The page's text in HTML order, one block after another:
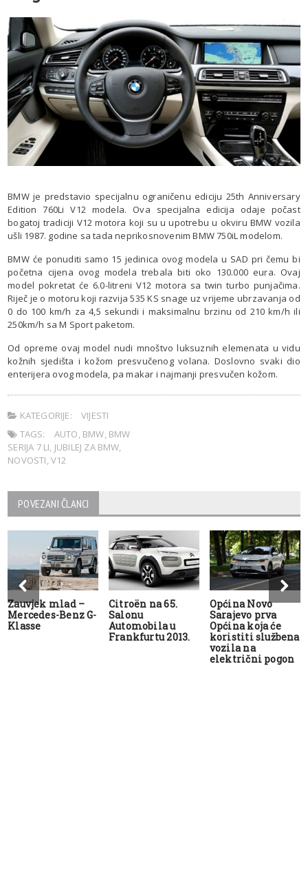
BMW je predstavio specijalnu ograničenu ediciju 25th Anniversary
Edition 760Li V12 modela. Ova specijalna edicija odaje počast
bogatoj tradiciji V12 motora koji su u upotrebu u okviru BMW vozila
ušli 1987. godine sa tada neprikosnovenim BMW 750iL modelom.
BMW će ponuditi samo 15 jedinica ovog modela u SAD pri čemu bi
početna cijena ovog modela trebala biti oko 130.000 eura. Ovaj
model pokretat će 6.0-litreni V12 motora sa twin turbo punjačima.
Riječ je o motoru koji razvija 535 KS snage uz vrijeme ubrzavanja od
0 do 100 km/h za 4,5 sekundi i maksimalnu brzinu od 210 km/h ili
250km/h sa M Sport paketom.
Od opreme ovaj model nudi mnoštvo luksuznih elemenata u vidu
kožnih sjedišta i kožom presvučenog volana. Doslovno svaki dio
enterijera ovog modela, pa makar i najmanji presvučen kožom.
KATEGORIJE:
VIJESTI
TAGS:
AUTO, BMW, BMW
SERIJA 7 LI, JUBILEJ ZA BMW,
NOVOSTI,V12
POVEZANI ČLANCI
Zauvjek mlad –
Mercedes-Benz G-
Klasse
Citroën na 65.
Salonu
Automobila u
Frankfurtu 2013.
Općina Novo
Sarajevo prva
Općina koja će
koristiti službena
vozila na
električni pogon